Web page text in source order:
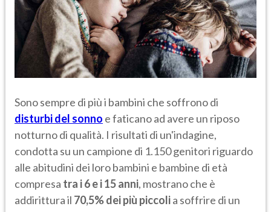
Sono sempre di più i bambini che soffrono di
disturbi del sonno e faticano ad avere un riposo
notturno di qualità. I risultati di un'indagine,
condotta su un campione di 1.150 genitori riguardo
alle abitudini dei loro bambini e bambine di età
compresa tra i 6 e i 15 anni, mostrano che è
addirittura il 70,5% dei più piccolia soffrire di un